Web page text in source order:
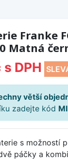
Franke
Matná
s DPH
větší
zadejte kód
s možností
páčky a